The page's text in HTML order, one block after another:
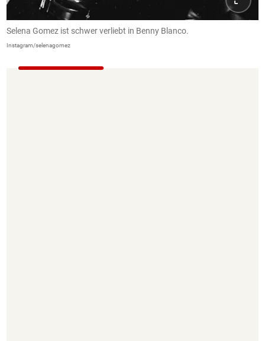
Selena Gomez ist schwer verliebt in Benny Blanco.
Instagram/selenagomez